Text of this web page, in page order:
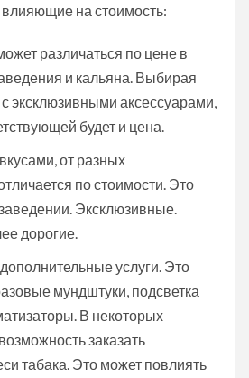
на стоимость:
различаться по цене в
и кальяна. Выбирая
эксклюзивными аксессуарами,
будет и цена.
от разных
по стоимости. Это
Эксклюзивные.
дорогие.
услуги. Это
мундштуки, подсветка
В некоторых
заказать
табака. Это может повлиять